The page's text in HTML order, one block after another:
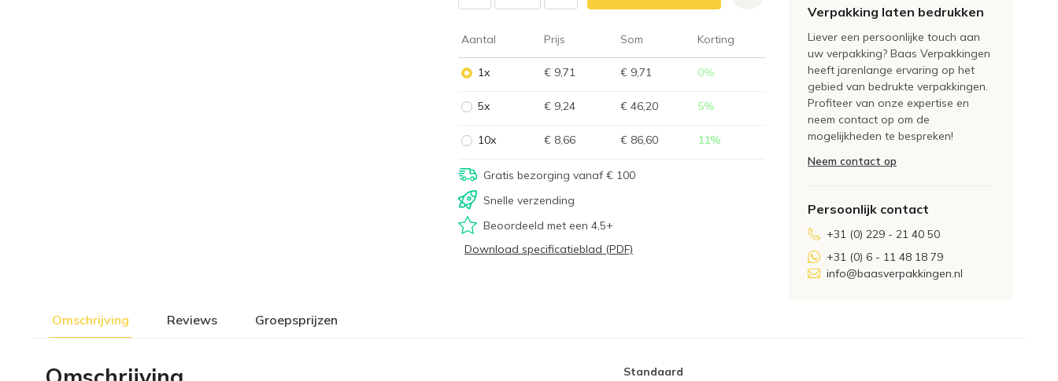
Aantal Prijs Som Korting
1x € 9,71 € 9,71 0%
5x € 9,24 € 46,20 5%
10x € 8,66 € 86,60 11%
Gratis bezorging vanaf € 100
Snelle verzending
Beoordeeld met een 4,5+
Download specificatieblad (PDF)
Verpakking laten bedrukken
Liever een persoonlijke touch aan
uw verpakking? Baas Verpakkingen
heeft jarenlange ervaring op het
gebied van bedrukte verpakkingen.
Profiteer van onze expertise en
neem contact op om de
mogelijkheden te bespreken!
Neem contact op
Persoonlijk contact
+31 (0) 229 - 21 40 50
+31 (0) 6 - 11 48 18 79
info@baasverpakkingen.nl
Omschrijving Reviews Groepsprijzen
Standaard